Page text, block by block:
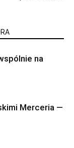
na
Merceria —